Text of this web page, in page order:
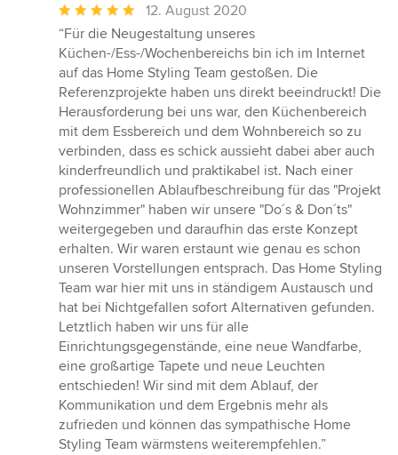
Durchschnittliche
Bewertung:
5
von
5
Sternen
12. August 2020
“Für die Neugestaltung unseres
Küchen-/Ess-/Wochenbereichs bin ich im Internet
auf das Home Styling Team gestoßen. Die
Referenzprojekte haben uns direkt beeindruckt! Die
Herausforderung bei uns war, den Küchenbereich
mit dem Essbereich und dem Wohnbereich so zu
verbinden, dass es schick aussieht dabei aber auch
kinderfreundlich und praktikabel ist. Nach einer
professionellen Ablaufbeschreibung für das "Projekt
Wohnzimmer" haben wir unsere "Do´s & Don´ts"
weitergegeben und daraufhin das erste Konzept
erhalten. Wir waren erstaunt wie genau es schon
unseren Vorstellungen entsprach. Das Home Styling
Team war hier mit uns in ständigem Austausch und
hat bei Nichtgefallen sofort Alternativen gefunden.
Letztlich haben wir uns für alle
Einrichtungsgegenstände, eine neue Wandfarbe,
eine großartige Tapete und neue Leuchten
entschieden! Wir sind mit dem Ablauf, der
Kommunikation und dem Ergebnis mehr als
zufrieden und können das sympathische Home
Styling Team wärmstens weiterempfehlen.”